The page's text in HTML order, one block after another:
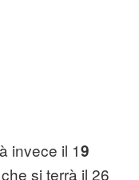
invece il 19
si terrà il 26